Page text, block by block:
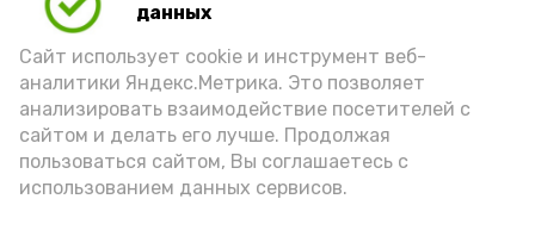
данных
Сайт использует cookie и инструмент веб-
аналитики Яндекс.Метрика. Это позволяет
анализировать взаимодействие посетителей с
сайтом и делать его лучше. Продолжая
пользоваться сайтом, Вы соглашаетесь с
использованием данных сервисов.
— Во-первых, отмечу, что вся работа
проходит всегда под
видеонаблюдением, в присутствии
наблюдателей и полиции. Нужно быть
очень внимательным и, конечно,
доброжелательным и вежливым. В дни